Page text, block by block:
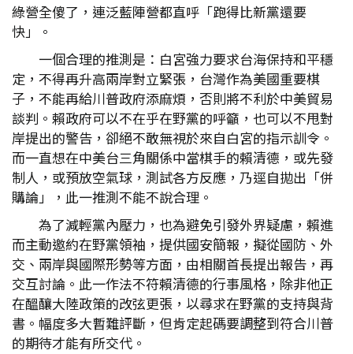
綠營全傻了，連泛藍陣營都直呼「跑得比新黨還要
快」。
一個合理的推測是：白宮強力要求台海保持和平穩
定，不得再升高兩岸對立緊張，台灣作為美國重要棋
子，不能再給川普政府添麻煩，否則將不利於中美貿易
談判。賴政府可以不在乎在野黨的呼籲，也可以不甩對
岸提出的警告，卻絕不敢無視於來自白宮的指示訓令。
而一直想在中美台三角關係中當棋手的賴清德，或先發
制人，或預放空氣球，測試各方反應，乃逕自拋出「併
購論」，此一推測不能不說合理。
為了減輕黨內壓力，也為避免引發外界疑慮，賴進
而主動邀約在野黨領袖，提供國安簡報，擬從國防、外
交、兩岸與國際形勢等方面，由相關首長提出報告，再
交互討論。此一作法不符賴清德的行事風格，除非他正
在醞釀大陸政策的改弦更張，以尋求在野黨的支持與背
書。幅度多大暫難評斷，但肯定起碼要調整到符合川普
的期待才能有所交代。